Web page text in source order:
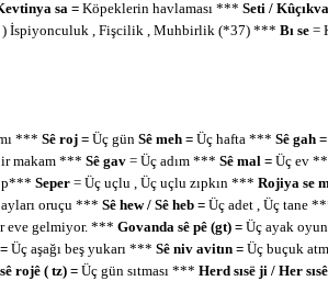
sa = Köpeklerin havlaması *** Seti /
) İspiyonculuk , Fişcilik , Muhbirlik (*37) *** Bı se=
*** Sê roj =Üç gün Sê meh = Üç hafta *** Sê gah =
makam *** Sê gav= Üç adım *** Sê mal =Üç ev
Seper = Üç uçlu , Üç uçlu zıpkın *** Rojiya se
ayları oruçu *** Sê hew / Sê heb = Üç adet , Üç tane
eve gelmiyor. *** Govanda sê pê (gt) = Üç ayak
Üç aşağı beş yukarı *** Sê niv avitın = Üç buçuk
rojê ( tz) = Üç gün sıtması *** Herd sısë ji / Her